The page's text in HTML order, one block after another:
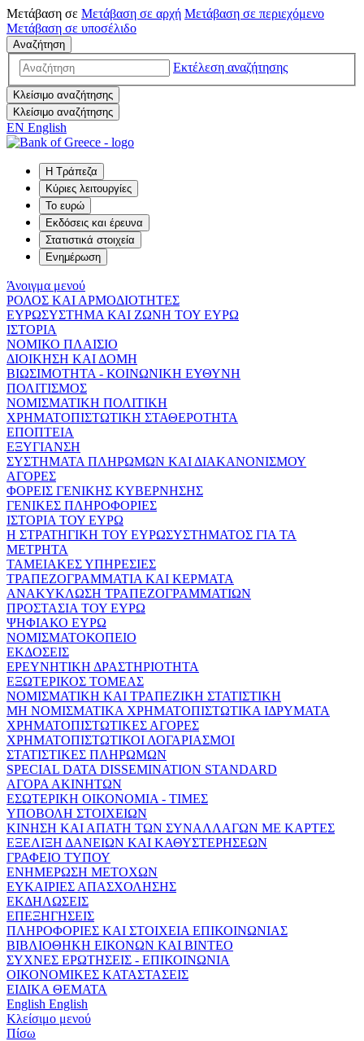
Μετάβαση σε Μετάβαση σε αρχή Μετάβαση σε περιεχόμενο
Μετάβαση σε υποσέλιδο
Αναζήτηση
Εκτέλεση αναζήτησης
Κλείσιμο αναζήτησης
Κλείσιμο αναζήτησης
EN English
Η Τράπεζα
Κύριες λειτουργίες
Το ευρώ
Εκδόσεις και έρευνα
Στατιστικά στοιχεία
Ενημέρωση
Άνοιγμα μενού
ΡΟΛΟΣ ΚΑΙ ΑΡΜΟΔΙΟΤΗΤΕΣ
ΕΥΡΩΣΥΣΤΗΜΑ ΚΑΙ ΖΩΝΗ ΤΟΥ ΕΥΡΩ
ΙΣΤΟΡΙΑ
ΝΟΜΙΚΟ ΠΛΑΙΣΙΟ
ΔΙΟΙΚΗΣΗ ΚΑΙ ΔΟΜΗ
ΒΙΩΣΙΜΟΤΗΤΑ - ΚΟΙΝΩΝΙΚΗ ΕΥΘΥΝΗ
ΠΟΛΙΤΙΣΜΟΣ
ΝΟΜΙΣΜΑΤΙΚΗ ΠΟΛΙΤΙΚΗ
ΧΡΗΜΑΤΟΠΙΣΤΩΤΙΚΗ ΣΤΑΘΕΡΟΤΗΤΑ
ΕΠΟΠΤΕΙΑ
ΕΞΥΓΙΑΝΣΗ
ΣΥΣΤΗΜΑΤΑ ΠΛΗΡΩΜΩΝ ΚΑΙ ΔΙΑΚΑΝΟΝΙΣΜΟΥ
ΑΓΟΡΕΣ
ΦΟΡΕΙΣ ΓΕΝΙΚΗΣ ΚΥΒΕΡΝΗΣΗΣ
ΓΕΝΙΚΕΣ ΠΛΗΡΟΦΟΡΙΕΣ
ΙΣΤΟΡΙΑ ΤΟΥ ΕΥΡΩ
Η ΣΤΡΑΤΗΓΙΚΗ ΤΟΥ ΕΥΡΩΣΥΣΤΗΜΑΤΟΣ ΓΙΑ ΤΑ
ΜΕΤΡΗΤΑ
ΤΑΜΕΙΑΚΕΣ ΥΠΗΡΕΣΙΕΣ
ΤΡΑΠΕΖΟΓΡΑΜΜΑΤΙΑ ΚΑΙ ΚΕΡΜΑΤΑ
ΑΝΑΚΥΚΛΩΣΗ ΤΡΑΠΕΖΟΓΡΑΜΜΑΤΙΩΝ
ΠΡΟΣΤΑΣΙΑ ΤΟΥ ΕΥΡΩ
ΨΗΦΙΑΚΟ ΕΥΡΩ
ΝΟΜΙΣΜΑΤΟΚΟΠΕΙΟ
ΕΚΔΟΣΕΙΣ
ΕΡΕΥΝΗΤΙΚΗ ΔΡΑΣΤΗΡΙΟΤΗΤΑ
ΕΞΩΤΕΡΙΚΟΣ ΤΟΜΕΑΣ
ΝΟΜΙΣΜΑΤΙΚΗ ΚΑΙ ΤΡΑΠΕΖΙΚΗ ΣΤΑΤΙΣΤΙΚΗ
ΜΗ ΝΟΜΙΣΜΑΤΙΚΑ ΧΡΗΜΑΤΟΠΙΣΤΩΤΙΚΑ ΙΔΡΥΜΑΤΑ
ΧΡΗΜΑΤΟΠΙΣΤΩΤΙΚΕΣ ΑΓΟΡΕΣ
ΧΡΗΜΑΤΟΠΙΣΤΩΤΙΚΟΙ ΛΟΓΑΡΙΑΣΜΟΙ
ΣΤΑΤΙΣΤΙΚΕΣ ΠΛΗΡΩΜΩΝ
SPECIAL DATA DISSEMINATION STANDARD
ΑΓΟΡΑ ΑΚΙΝΗΤΩΝ
ΕΣΩΤΕΡΙΚΗ ΟΙΚΟΝΟΜΙΑ - ΤΙΜΕΣ
ΥΠΟΒΟΛΗ ΣΤΟΙΧΕΙΩΝ
ΚΙΝΗΣΗ ΚΑΙ ΑΠΑΤΗ ΤΩΝ ΣΥΝΑΛΛΑΓΩΝ ΜΕ ΚΑΡΤΕΣ
ΕΞΕΛΙΞΗ ΔΑΝΕΙΩΝ ΚΑΙ ΚΑΘΥΣΤΕΡΗΣΕΩΝ
ΓΡΑΦΕΙΟ ΤΥΠΟΥ
ΕΝΗΜΕΡΩΣΗ ΜΕΤΟΧΩΝ
ΕΥΚΑΙΡΙΕΣ ΑΠΑΣΧΟΛΗΣΗΣ
ΕΚΔΗΛΩΣΕΙΣ
ΕΠΕΞΗΓΗΣΕΙΣ
ΠΛΗΡΟΦΟΡΙΕΣ ΚΑΙ ΣΤΟΙΧΕΙΑ ΕΠΙΚΟΙΝΩΝΙΑΣ
ΒΙΒΛΙΟΘΗΚΗ ΕΙΚΟΝΩΝ ΚΑΙ ΒΙΝΤΕΟ
ΣΥΧΝΕΣ ΕΡΩΤΗΣΕΙΣ - ΕΠΙΚΟΙΝΩΝΙΑ
ΟΙΚΟΝΟΜΙΚΕΣ ΚΑΤΑΣΤΑΣΕΙΣ
ΕΙΔΙΚΑ ΘΕΜΑΤΑ
English English
Κλείσιμο μενού
Πίσω